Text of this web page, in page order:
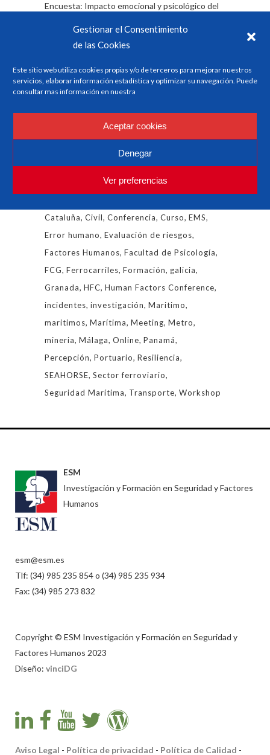
Gestionar el Consentimiento
de las Cookies
Este sitio web utiliza cookies propias y/o de terceros para mejorar nuestros
servicios, elaborar información estadística y optimizar su navegación. Puede
consultar mas información en nuestra
Aceptar cookies
Denegar
Ver preferencias
Encuesta: Impacto emocional y psicológico del
Categorías
Noticias del sector
Cataluña Civil Conferencia Curso EMS
Error humano Evaluación de riesgos
Factores Humanos Facultad de Psicología
FCG Ferrocarriles Formación
galicia
Granada HFC Human Factors Conference
incidentes investigación Maritimo
maritimos Marítima Meeting Metro
mineria Málaga Online Panamá
Percepción Portuario Resiliencia
SEAHORSE Sector ferroviario
Seguridad Marítima
Transporte Workshop
ESM
Investigación y Formación en Seguridad y Factores
Humanos
esm@esm.es
Tlf: (34) 985 235 854 o (34) 985 235 934
Fax: (34) 985 273 832
Copyright © ESM Investigación y Formación en Seguridad y
Factores Humanos 2023
Diseño: vinciDG
Aviso Legal - Política de privacidad - Política de Calidad -